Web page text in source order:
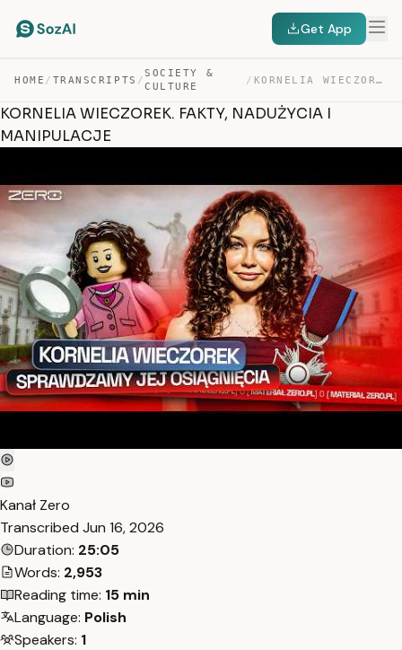
Get App
HOME / TRANSCRIPTS /
SOCIETY &
CULTURE
/ KORNELIA WIECZOREK. FAKTY, NADUŻYCIA I MANIPULACJE — TRANSCRIPT
KORNELIA WIECZOREK. FAKTY, NADUŻYCIA I
MANIPULACJE
Kanał Zero
Transcribed Jun 16, 2026
Duration: 25:05
Words: 2,953
Reading time: 15 min
Language: Polish
Speakers: 1